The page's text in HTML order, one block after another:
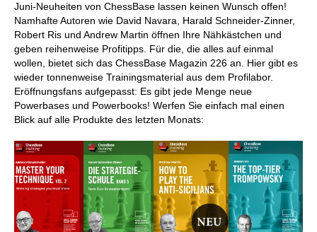
Juni-Neuheiten von ChessBase lassen keinen Wunsch offen!
Namhafte Autoren wie David Navara, Harald Schneider-Zinner,
Robert Ris und Andrew Martin öffnen Ihre Nähkästchen und
geben reihenweise Profitipps. Für die, die alles auf einmal
wollen, bietet sich das ChessBase Magazin 226 an. Hier gibt es
wieder tonnenweise Trainingsmaterial aus dem Profilabor.
Eröffnungsfans aufgepasst: Es gibt jede Menge neue
Powerbases und Powerbooks! Werfen Sie einfach mal einen
Blick auf alle Produkte des letzten Monats: